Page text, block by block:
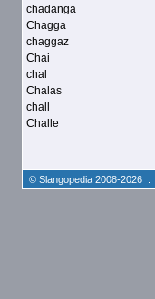
chadanga
Chagga
chaggaz
Chai
chal
Chalas
chall
Challe
© Slangopedia 2008-2026 :